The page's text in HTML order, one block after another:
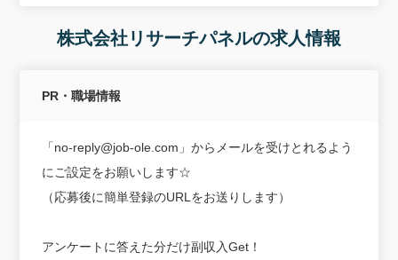
株式会社リサーチパネルの求人情報
PR・職場情報
「no-reply@job-ole.com」からメールを受けとれるよう
にご設定をお願いします☆
（応募後に簡単登録のURLをお送りします）
アンケートに答えた分だけ副収入Get！